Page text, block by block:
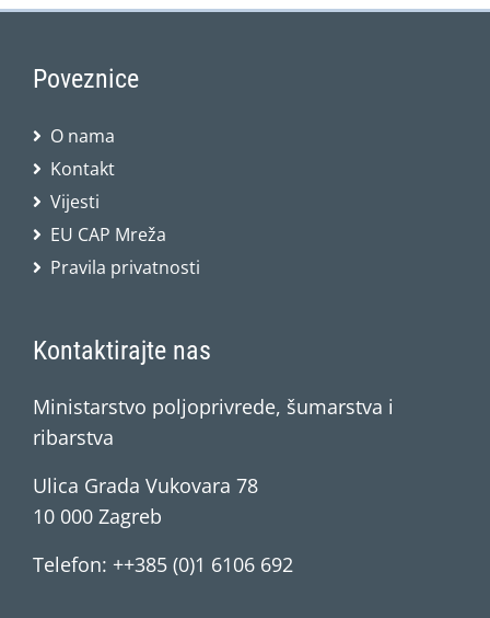
Poveznice
O nama
Kontakt
Vijesti
EU CAP Mreža
Pravila privatnosti
Kontaktirajte nas
Ministarstvo poljoprivrede, šumarstva i
ribarstva
Ulica Grada Vukovara 78
10 000 Zagreb
Telefon: ++385 (0)1 6106 692